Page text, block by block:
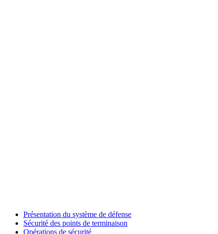
Présentation du système de défense
Sécurité des points de terminaison
Opérations de sécurité